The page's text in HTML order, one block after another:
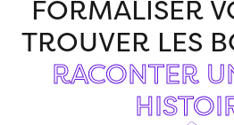
FORMALISER
TROUVER LES
RACONTER